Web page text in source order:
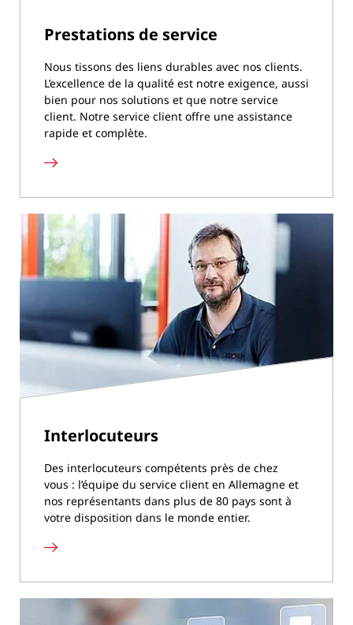
Prestations de service
Nous tissons des liens durables avec nos clients.
L’excellence de la qualité est notre exigence, aussi
bien pour nos solutions et que notre service
client. Notre service client offre une assistance
rapide et complète.
Prestations
service
Interlocuteurs
Des interlocuteurs compétents près de chez
vous : l’équipe du service client en Allemagne et
nos représentants dans plus de 80 pays sont à
votre disposition dans le monde entier.
Interlocuteurs